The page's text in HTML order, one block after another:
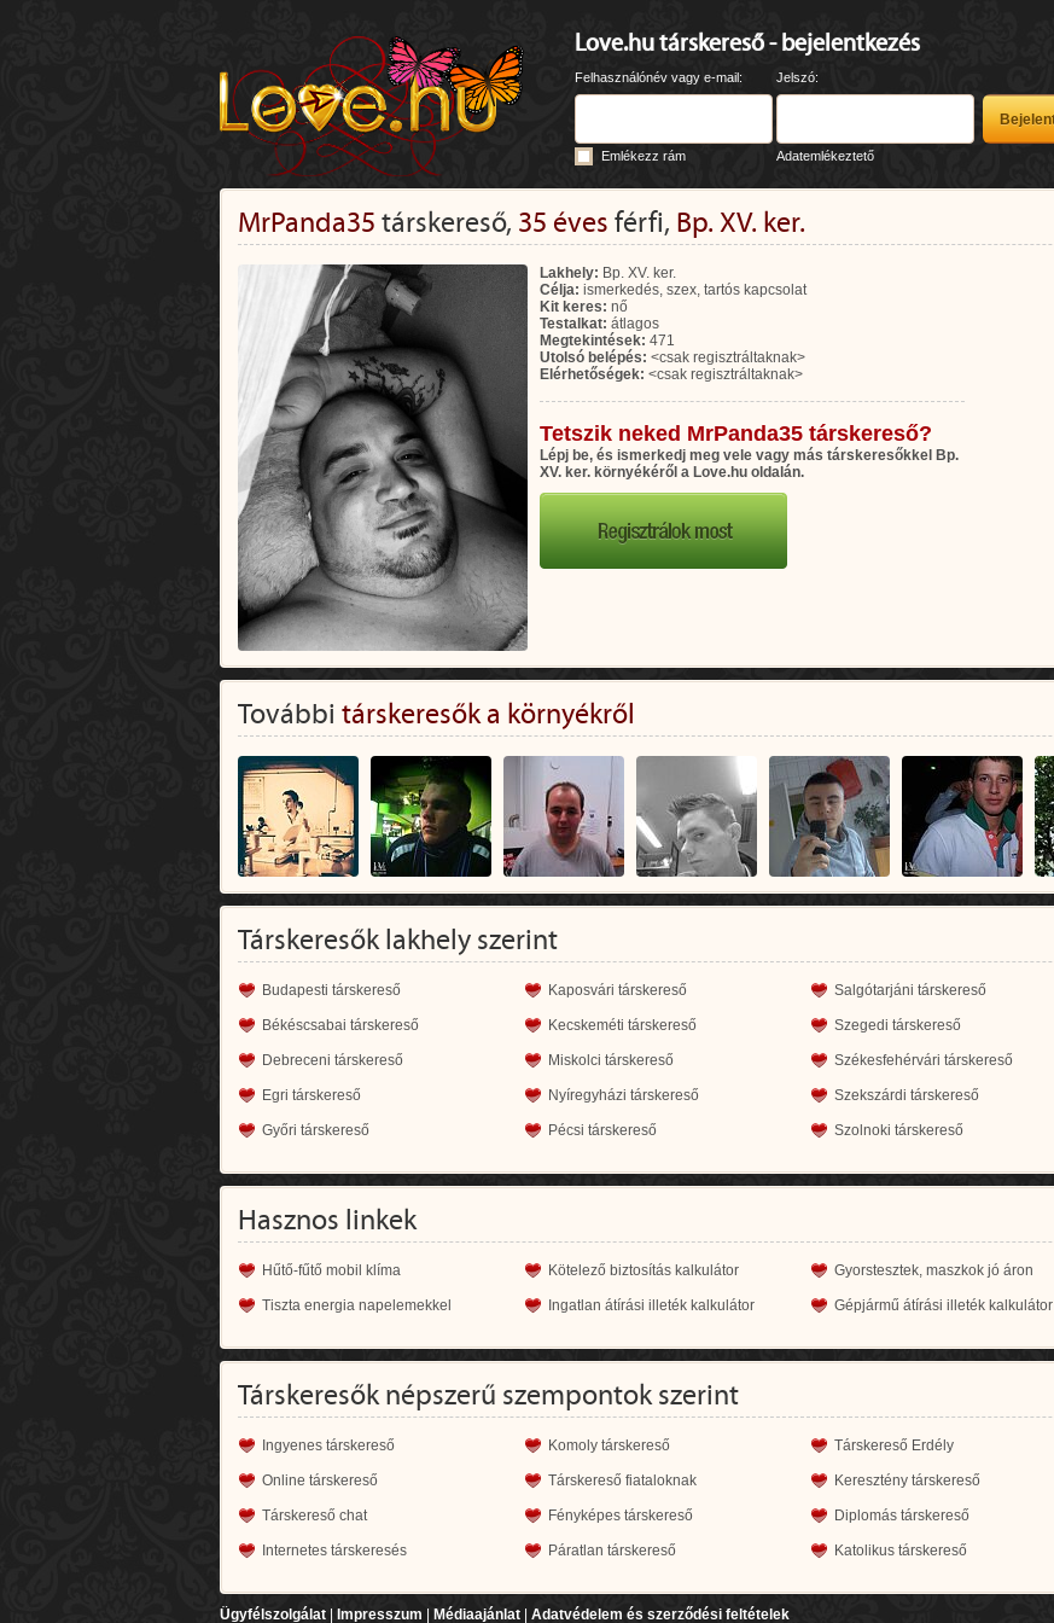
Love.hu társkereső - bejelentkezés
Felhasználónév vagy e-mail: Jelszó:
Emlékezz rám Adatemlékeztető
MrPanda35 társkereső, 35 éves férfi, Bp. XV. ker.
Lakhely: Bp. XV. ker.
Célja: ismerkedés, szex, tartós kapcsolat
Kit keres: nő
Testalkat: átlagos
Megtekintések: 471
Utolsó belépés: <csak regisztráltaknak>
Elérhetőségek: <csak regisztráltaknak>
Tetszik neked MrPanda35 társkereső?
Lépj be, és ismerkedj meg vele vagy más társkeresőkkel Bp.
XV. ker. környékéről a Love.hu oldalán.
További társkeresők a környékről
Társkeresők lakhely szerint
Budapesti társkereső Kaposvári társkereső Salgótarjáni társkereső
Békéscsabai társkereső Kecskeméti társkereső Szegedi társkereső
Debreceni társkereső Miskolci társkereső Székesfehérvári társkereső
Egri társkereső Nyíregyházi társkereső Szekszárdi társkereső
Győri társkereső Pécsi társkereső Szolnoki társkereső
Hasznos linkek
Hűtő-fűtő mobil klíma Kötelező biztosítás kalkulátor Gyorstesztek, maszkok jó áron
Tiszta energia napelemekkel Ingatlan átírási illeték kalkulátor Gépjármű átírási illeték kalkulátor
Társkeresők népszerű szempontok szerint
Ingyenes társkereső Komoly társkereső Társkereső Erdély
Online társkereső Társkereső fiataloknak Keresztény társkereső
Társkereső chat Fényképes társkereső Diplomás társkereső
Internetes társkeresés Páratlan társkereső Katolikus társkereső
Ügyfélszolgálat Impresszum Médiaajánlat Adatvédelem és szerződési feltételek